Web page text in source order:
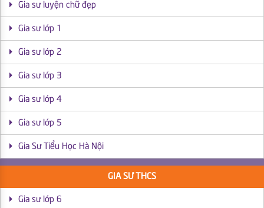
Gia sư luyện chữ đẹp
Gia sư lớp 1
Gia sư lớp 2
Gia sư lớp 3
Gia sư lớp 4
Gia sư lớp 5
Gia Sư Tiểu Học Hà Nội
GIA SƯ THCS
Gia sư lớp 6